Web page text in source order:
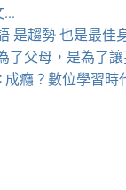
是趨勢 也是最佳
了父母，是為了
成癮？數位學習時